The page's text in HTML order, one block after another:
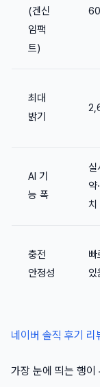
(겐신
임팩
트)
최대
밝기
AI 기
능 폭
실
약
치
충전
안정성
빠
있
네이버 솔직 후기 리
가장 눈에 띄는 행이